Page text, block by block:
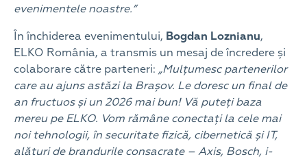
evenimentele noastre.”
În închiderea evenimentului, Bogdan Loznianu,
ELKO România, a transmis un mesaj de încredere și
colaborare către parteneri: „Mulțumesc partenerilor
care au ajuns astăzi la Brașov. Le doresc un final de
an fructuos și un 2026 mai bun! Vă puteți baza
mereu pe ELKO. Vom rămâne conectați la cele mai
noi tehnologii, în securitate fizică, cibernetică și IT,
alături de brandurile consacrate – Axis, Bosch, i-